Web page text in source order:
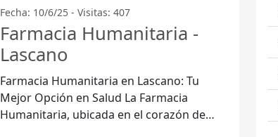
Fecha: 10/6/25 - Visitas: 407
Farmacia Humanitaria -
Lascano
Farmacia Humanitaria en Lascano: Tu
Mejor Opción en Salud La Farmacia
Humanitaria, ubicada en el corazón de